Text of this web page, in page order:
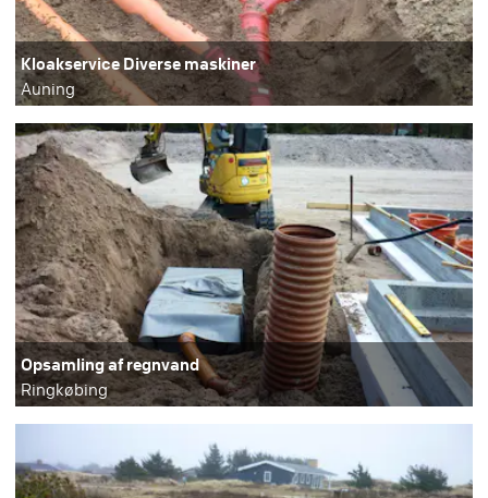
Kloakservice Diverse maskiner
Auning
Opsamling af regnvand
Ringkøbing